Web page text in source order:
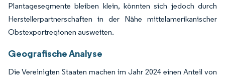
Plantagesegmente bleiben klein, könnten sich jedoch durch
Herstellerpartnerschaften in der Nähe mittelamerikanischer
Obstexportregionen ausweiten.
Geografische Analyse
Die Vereinigten Staaten machen im Jahr 2024 einen Anteil von